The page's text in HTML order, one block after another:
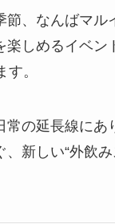
、なんばマル
しめるイベ
。
の延長線に
新しい“外飲み